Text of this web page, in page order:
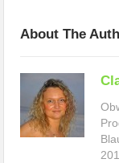
About The